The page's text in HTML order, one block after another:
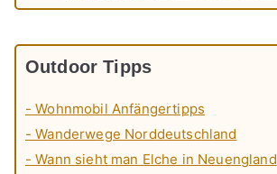
Outdoor Tipps
- Wohnmobil Anfängertipps
- Wanderwege Norddeutschland
- Wann sieht man Elche in Neuengland